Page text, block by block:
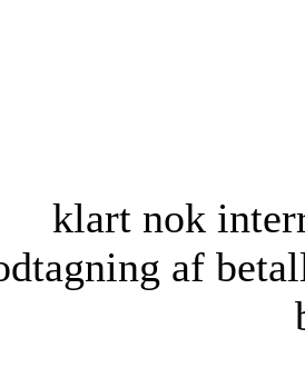
klart nok
af